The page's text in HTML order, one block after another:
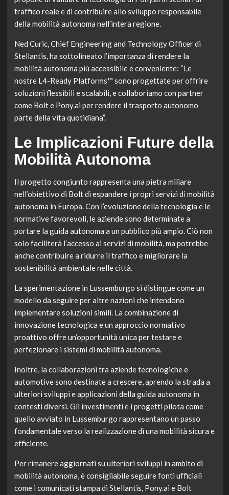
traffico reale e di contribuire allo sviluppo responsabile
della mobilità autonoma nell’intera regione.
Ned Curic, Chief Engineering and Technology Officer di
Stellantis, ha sottolineato l’importanza di rendere la
mobilità autonoma più accessibile e conveniente: “Le
nostre L4-Ready Platforms™ sono progettate per offrire
soluzioni flessibili e scalabili, e collaboriamo con partner
come Bolt e Pony.ai per rendere il trasporto autonomo
parte della vita quotidiana”.
Le Implicazioni Future della
Mobilità Autonoma
Il progetto congiunto rappresenta una pietra miliare
nell’obiettivo di Bolt di espandere i propri servizi di mobilità
autonoma in Europa. Con l’evoluzione della tecnologia e le
normative favorevoli, le aziende sono determinate a
portare la guida autonoma a un pubblico più ampio. Ciò non
solo faciliterà l’accesso ai servizi di mobilità, ma potrebbe
anche contribuire a ridurre il traffico e migliorare la
sostenibilità ambientale nelle città.
La sperimentazione in Lussemburgo si distingue come un
modello da seguire per altre nazioni che intendono
implementare soluzioni simili. La combinazione di
innovazione tecnologica e un approccio normativo
proattivo offre un’opportunità unica per testare e
perfezionare i sistemi di mobilità autonoma.
Inoltre, la collaborazioni tra aziende tecnologiche e
automotive sono destinate a crescere, aprendo la strada a
ulteriori sviluppi e applicazioni della guida autonoma in
contesti diversi. Gli investimenti e i progetti pilota come
quello avviato in Lussemburgo rappresentano un passo
fondamentale verso la realizzazione di una mobilità sicura e
efficiente.
Per rimanere aggiornati su ulteriori sviluppi in ambito di
mobilità autonoma, è consigliabile seguire fonti ufficiali
come i comunicati stampa di Stellantis, Pony.ai e Bolt